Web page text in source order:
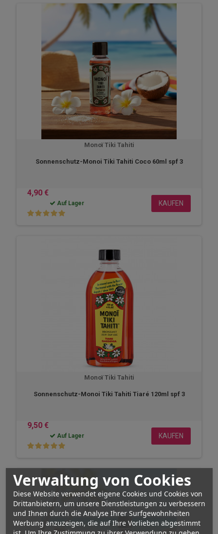
Verwaltung von Cookies
Diese Website verwendet eigene Cookies und Cookies von
Drittanbietern, um unsere Dienstleistungen zu verbessern
und Ihnen durch die Analyse Ihrer Surfgewohnheiten
Werbung anzuzeigen, die auf Ihre Vorlieben abgestimmt
Monoï Tiki Tahiti
Sonnenschutz-Monoi Tiki Tahiti Coco 60ml spf 3
4,90 €
Auf Lager KAUFEN
Monoï Tiki Tahiti
Sonnenschutz-Monoi Tiki Tahiti Tiaré 120ml spf 3
9,50 €
Auf Lager KAUFEN